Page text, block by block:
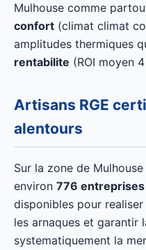
Mulhouse comme
confort (climat climat
amplitudes thermiques
rentabilite (ROI moyen
Artisans RGE
alentours
Sur la zone de
environ 776 entreprises
disponibles pour
les arnaques et garantir
systematiquement la